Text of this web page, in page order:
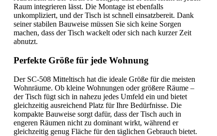
Raum integrieren lässt. Die Montage ist ebenfalls
unkompliziert, und der Tisch ist schnell einsatzbereit. Dank
seiner stabilen Bauweise müssen Sie sich keine Sorgen
machen, dass der Tisch wackelt oder sich nach kurzer Zeit
abnutzt.
Perfekte Größe für jede Wohnung
Der SC-508 Mitteltisch hat die ideale Größe für die meisten
Wohnräume. Ob kleine Wohnungen oder größere Räume –
der Tisch fügt sich in nahezu jedes Umfeld ein und bietet
gleichzeitig ausreichend Platz für Ihre Bedürfnisse. Die
kompakte Bauweise sorgt dafür, dass der Tisch auch in
engeren Räumen nicht zu dominant wirkt, während er
gleichzeitig genug Fläche für den täglichen Gebrauch bietet.